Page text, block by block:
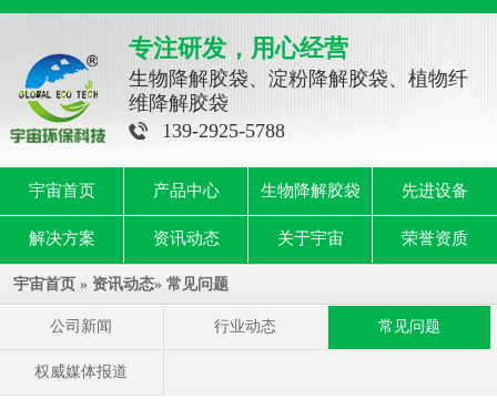
专注研发，用心经营
生物降解胶袋、淀粉降解胶袋、植物纤
维降解胶袋
139-2925-5788
宇宙首页 产品中心 生物降解胶袋 先进设备
解决方案 资讯动态 关于宇宙 荣誉资质
宇宙首页 » 资讯动态» 常见问题
公司新闻 行业动态 常见问题
权威媒体报道